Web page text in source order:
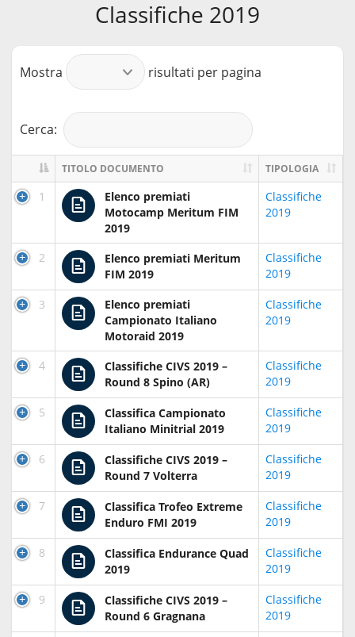
Classifiche 2019
Mostra risultati per pagina
Cerca:
TITOLO DOCUMENTO TIPOLOGIA
1
Elenco premiati
Motocamp Meritum FIM
2019
Classifiche
2019
2
Elenco premiati Meritum
FIM 2019
Classifiche
2019
3
Elenco premiati
Campionato Italiano
Motoraid 2019
Classifiche
2019
4
Classifiche CIVS 2019 –
Round 8 Spino (AR)
Classifiche
2019
5
Classifica Campionato
Italiano Minitrial 2019
Classifiche
2019
6
Classifiche CIVS 2019 –
Round 7 Volterra
Classifiche
2019
7
Classifica Trofeo Extreme
Enduro FMI 2019
Classifiche
2019
8
Classifica Endurance Quad
2019
Classifiche
2019
9
Classifiche CIVS 2019 –
Round 6 Gragnana
Classifiche
2019